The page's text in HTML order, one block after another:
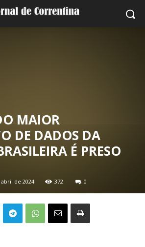
MAIOR
DE DADOS DA
É PRESO
de 2024 372 0